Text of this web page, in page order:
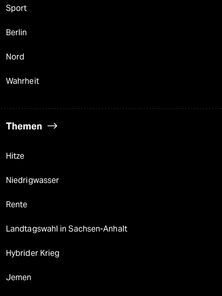
Sport
Berlin
Nord
Wahrheit
Themen
Hitze
Niedrigwasser
Rente
Landtagswahl in Sachsen-Anhalt
Hybrider Krieg
Jemen